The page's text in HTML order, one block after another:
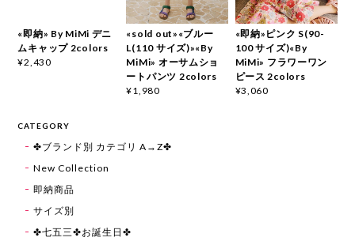
«即納» By MiMi デニ
ムキャップ 2colors
¥2,430
«sold out»«ブルー
L(110 サイズ)»«By
MiMi» オーサムショ
ートパンツ 2colors
¥1,980
«即納»ピンク S(90-
100 サイズ)«By
MiMi» フラワーワン
ピース 2colors
¥3,060
CATEGORY
✤ブランド別 カテゴリ A→Z✤
New Collection
即納商品
サイズ別
✤七五三✤お誕生日✤